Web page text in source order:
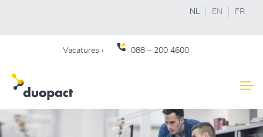
NL EN FR
Vacatures › 088 – 200 4600